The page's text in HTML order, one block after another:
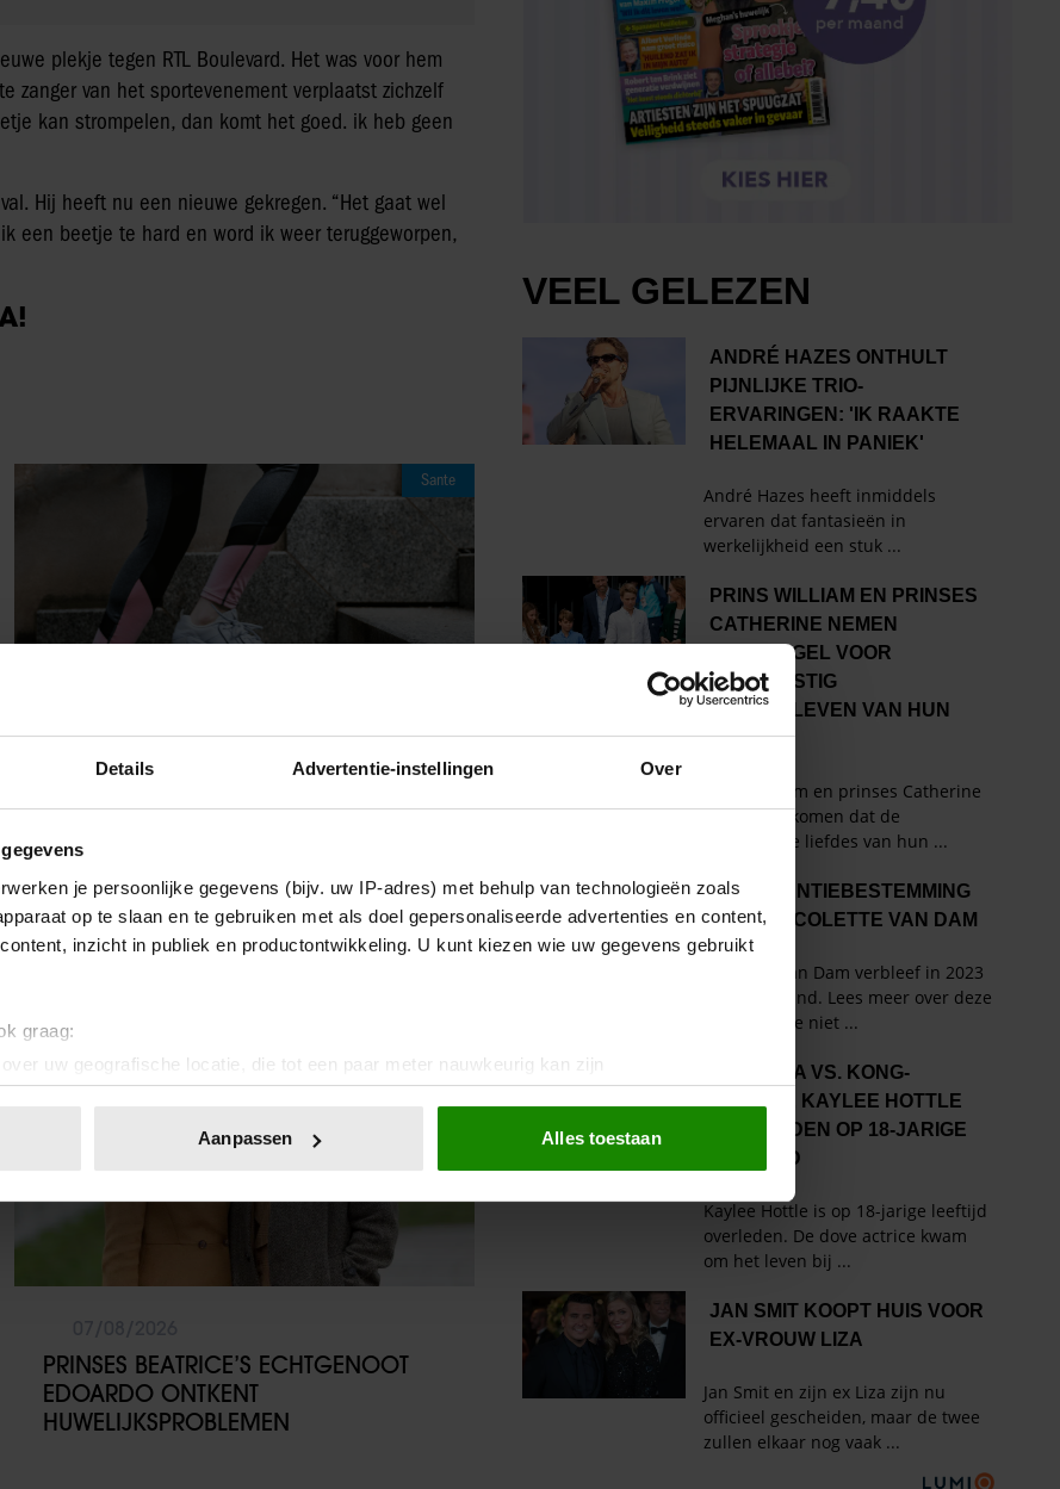
Details Advertentie-instellingen Over
je persoonlijke gegevens (bijv. uw IP-adres) met behulp van technologieën zoals
op te slaan en te gebruiken met als doel gepersonaliseerde advertenties en content,
inzicht in publiek en productontwikkeling. U kunt kiezen wie uw gegevens gebruikt
graag:
uw geografische locatie, die tot een paar meter nauwkeurig kan zijn
door het actief te scannen op specifieke eigenschappen (fingerprinting)
of intrekken in de Cookieverklaring.
en advertenties te personaliseren, om functies voor social media te bieden en om ons
Ook delen we informatie over uw gebruik van onze site met onze partners voor social
partners kunnen deze gegevens combineren met andere informatie die u aan ze heeft
op basis van uw gebruik van hun services. U gaat akkoord met onze cookies als u
Aanpassen Alles toestaan
plekje tegen RTL Boulevard. Het was voor hem
zanger van het sportevenement verplaatst zichzelf
kan strompelen, dan komt het goed. ik heb geen
Hij heeft nu een nieuwe gekregen. “Het gaat wel
een beetje te hard en word ik weer teruggeworpen,
Sante
08/08/2026
DÍT IS WAAROM TRAPLOPEN ZO
ZWAAR VOELT (SPOILER: HET LIGT NIET
AAN JE CONDITIE)
PRINSES BEATRICE’S ECHTGENOOT
EDOARDO ONTKENT
HUWELIJKSPROBLEMEN